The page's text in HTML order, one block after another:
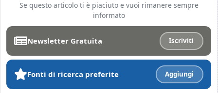
Se questo articolo ti è piaciuto e vuoi rimanere sempre
informato
Newsletter Gratuita Iscriviti
Fonti di ricerca preferite Aggiungi